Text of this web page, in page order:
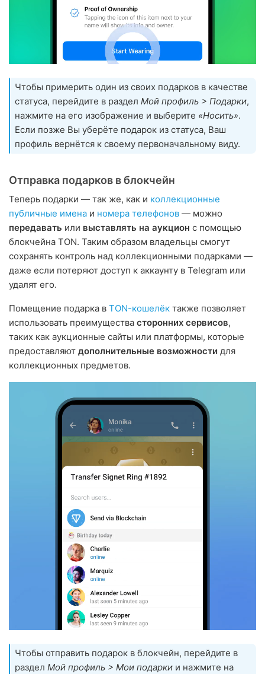
Чтобы примерить один из своих подарков в качестве
статуса, перейдите в раздел Мой профиль > Подарки,
нажмите на его изображение и выберите «Носить».
Если позже Вы уберёте подарок из статуса, Ваш
профиль вернётся к своему первоначальному виду.
Отправка подарков в блокчейн
Теперь подарки — так же, как и коллекционные
публичные имена и номера телефонов — можно
передавать или выставлять на аукцион с помощью
блокчейна TON. Таким образом владельцы смогут
сохранять контроль над коллекционными подарками —
даже если потеряют доступ к аккаунту в Telegram или
удалят его.
Помещение подарка в TON-кошелёк также позволяет
использовать преимущества сторонних сервисов,
таких как аукционные сайты или платформы, которые
предоставляют дополнительные возможности для
коллекционных предметов.
Чтобы отправить подарок в блокчейн, перейдите в
раздел Мой профиль > Мои подарки и нажмите на